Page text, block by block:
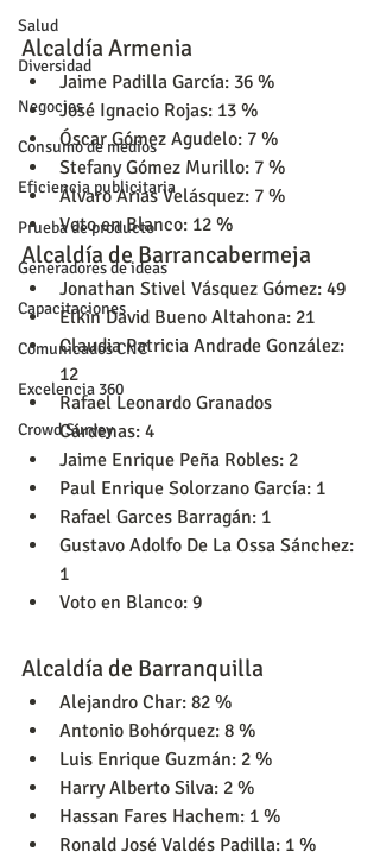
Salud
Diversidad
Negocios
Consumo de medios
Eficiencia publicitaria
Prueba de producto
Generadores de ideas
Capacitaciones
Comunicados CNC
Excelencia 360
Crowd Survey
Alcaldía Armenia
Jaime Padilla García: 36 %
José Ignacio Rojas: 13 %
Óscar Gómez Agudelo: 7 %
Stefany Gómez Murillo: 7 %
Álvaro Arias Velásquez: 7 %
Voto en Blanco: 12 %
Alcaldía de Barrancabermeja
Jonathan Stivel Vásquez Gómez: 49
Elkin David Bueno Altahona: 21
Claudia Patricia Andrade González:
12
Rafael Leonardo Granados
Cárdenas: 4
Jaime Enrique Peña Robles: 2
Paul Enrique Solorzano García: 1
Rafael Garces Barragán: 1
Gustavo Adolfo De La Ossa Sánchez:
1
Voto en Blanco: 9
Alcaldía de Barranquilla
Alejandro Char: 82 %
Antonio Bohórquez: 8 %
Luis Enrique Guzmán: 2 %
Harry Alberto Silva: 2 %
Hassan Fares Hachem: 1 %
Ronald José Valdés Padilla: 1 %